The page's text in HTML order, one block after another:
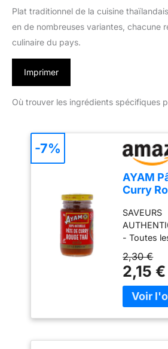
Plat traditionnel de la cuisine
en de nombreuses variantes, chacune
culinaire du pays.
Imprimer
Où trouver les ingrédients spécifiques
AYAM
Curry
Naturels
Facile à
Thaï |
Saine |
Gluten,
100g
SAVEURS
- Toutes
thaïlandais
grâce à
curry rouge
est une
et feuilles
2,30 €
2,15 €
-7%